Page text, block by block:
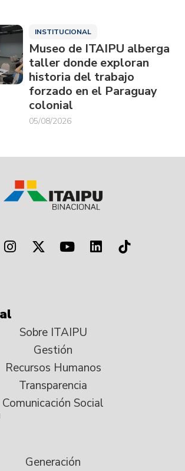
INSTITUCIONAL
Museo de ITAIPU alberga
taller donde exploran
historia del trabajo
forzado en el Paraguay
colonial
05/08/2026
Sobre ITAIPU
Gestión
Recursos Humanos
Transparencia
Comunicación Social
Generación